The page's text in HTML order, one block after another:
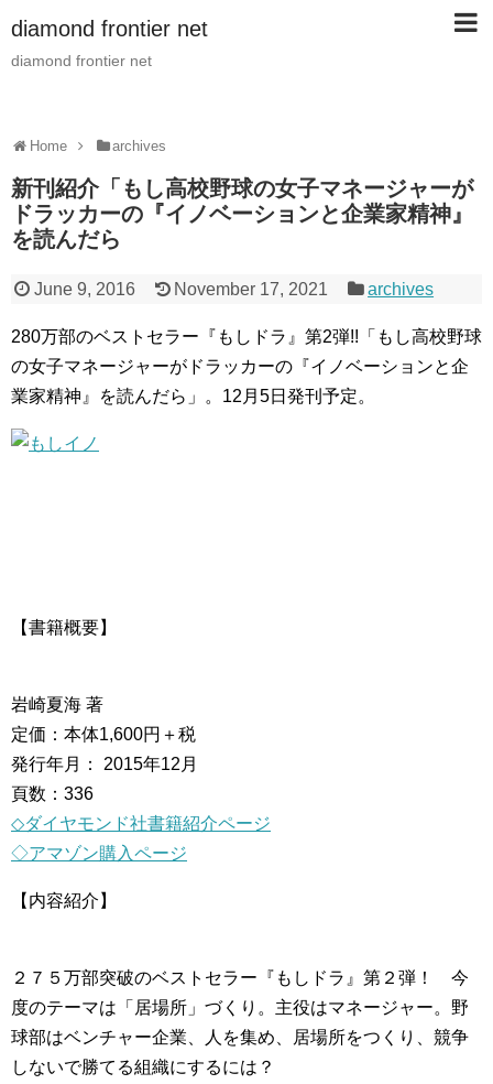
diamond frontier net
diamond frontier net
Home archives
新刊紹介「もし高校野球の女子マネージャーが
ドラッカーの『イノベーションと企業家精神』
を読んだら
June 9, 2016 November 17, 2021 archives
280万部のベストセラー『もしドラ』第2弾!!「もし高校野球
の女子マネージャーがドラッカーの『イノベーションと企
業家精神』を読んだら」。12月5日発刊予定。
【書籍概要】
岩崎夏海 著
定価：本体1,600円＋税
発行年月： 2015年12月
頁数：336
◇ダイヤモンド社書籍紹介ページ
◇アマゾン購入ページ
【内容紹介】
２７５万部突破のベストセラー『もしドラ』第２弾！ 今
度のテーマは「居場所」づくり。主役はマネージャー。野
球部はベンチャー企業、人を集め、居場所をつくり、競争
しないで勝てる組織にするには？